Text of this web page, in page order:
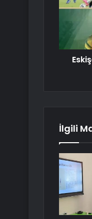
İlgili